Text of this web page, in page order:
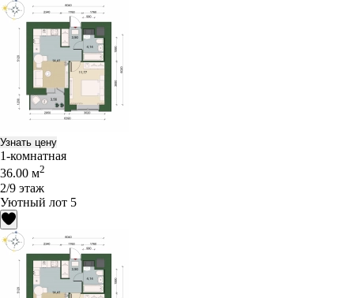
Узнать цену
1-комнатная
36.00 м2
2/9 этаж
Уютный лот 5